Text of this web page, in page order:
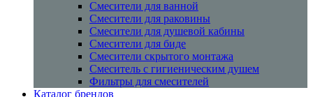
Смесители для ванной
Смесители для раковины
Смесители для душевой кабины
Смесители для биде
Смесители скрытого монтажа
Смеситель с гигиеническим душем
Фильтры для смесителей
Каталог брендов